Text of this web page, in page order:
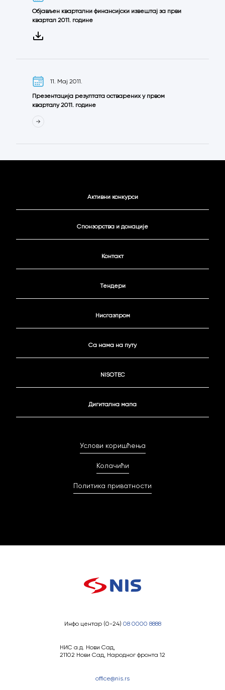
Објављен квартални финансијски извештај за први
квартал 2011. године
11. Мај 2011.
Презентација резултата остварених у првом
кварталу 2011. године
Активни конкурси
Спонзорства и донације
Контакт
Тендери
Нисгазпром
Са нама на путу
NISOTEC
Дигитална мапа
Услови коришћења
Колачићи
Политика приватности
Инфо центар (0-24) 08 0000 8888
НИС а.д. Нови Сад,
21102 Нови Сад, Народног фронта 12
office@nis.rs